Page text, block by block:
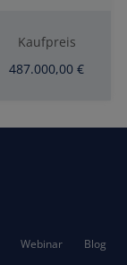
Kaufpreis
487.000,00 €
Webinar Blog